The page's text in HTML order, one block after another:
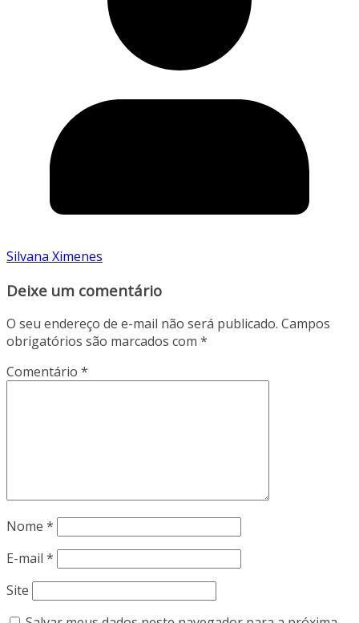
Silvana Ximenes
Deixe um comentário
O seu endereço de e-mail não será publicado. Campos
obrigatórios são marcados com *
Comentário *
Nome *
E-mail *
Site